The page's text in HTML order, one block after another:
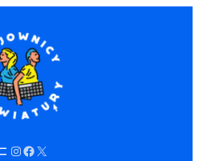
Instagram
Facebook
X